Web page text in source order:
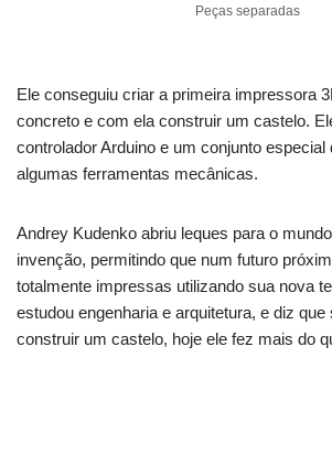
Peças separadas
Ele conseguiu criar a primeira impressora
concreto e com ela construir um castelo.
controlador Arduino e um conjunto
algumas ferramentas mecânicas.
Andrey Kudenko abriu leques para o
invenção, permitindo que num futuro
totalmente impressas utilizando sua nova
estudou engenharia e arquitetura, e diz
construir um castelo, hoje ele fez mais do